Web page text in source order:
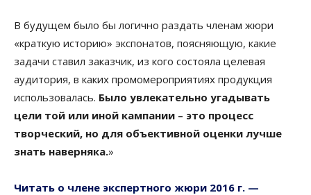
В будущем было бы логично раздать членам жюри
«краткую историю» экспонатов, поясняющую, какие
задачи ставил заказчик, из кого состояла целевая
аудитория, в каких промомероприятиях продукция
использовалась. Было увлекательно угадывать
цели той или иной кампании – это процесс
творческий, но для объективной оценки лучше
знать наверняка.»
Читать о члене экспертного жюри 2016 г. —